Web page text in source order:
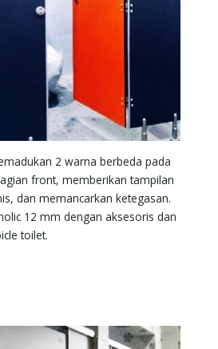
2 warna berbeda pada
front, memberikan tampilan
dan memancarkan ketegasan.
12 mm dengan aksesoris dan
toilet.